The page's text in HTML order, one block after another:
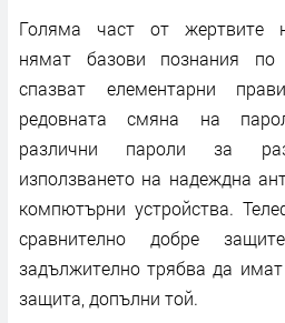
Голяма част от жертвите
нямат базови познания по
спазват елементарни
редовната смяна на
различни пароли за
използването на надеждна
компютърни устройства.
сравнително добре
задължително трябва да
защита, допълни той.